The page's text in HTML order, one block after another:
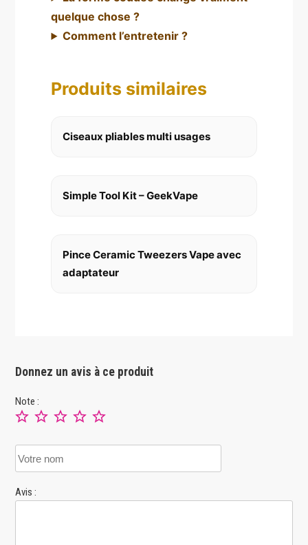
quelque chose ?
Comment l’entretenir ?
Produits similaires
Ciseaux pliables multi usages
Simple Tool Kit – GeekVape
Pince Ceramic Tweezers Vape avec
adaptateur
Donnez un avis à ce produit
Note :
Avis :